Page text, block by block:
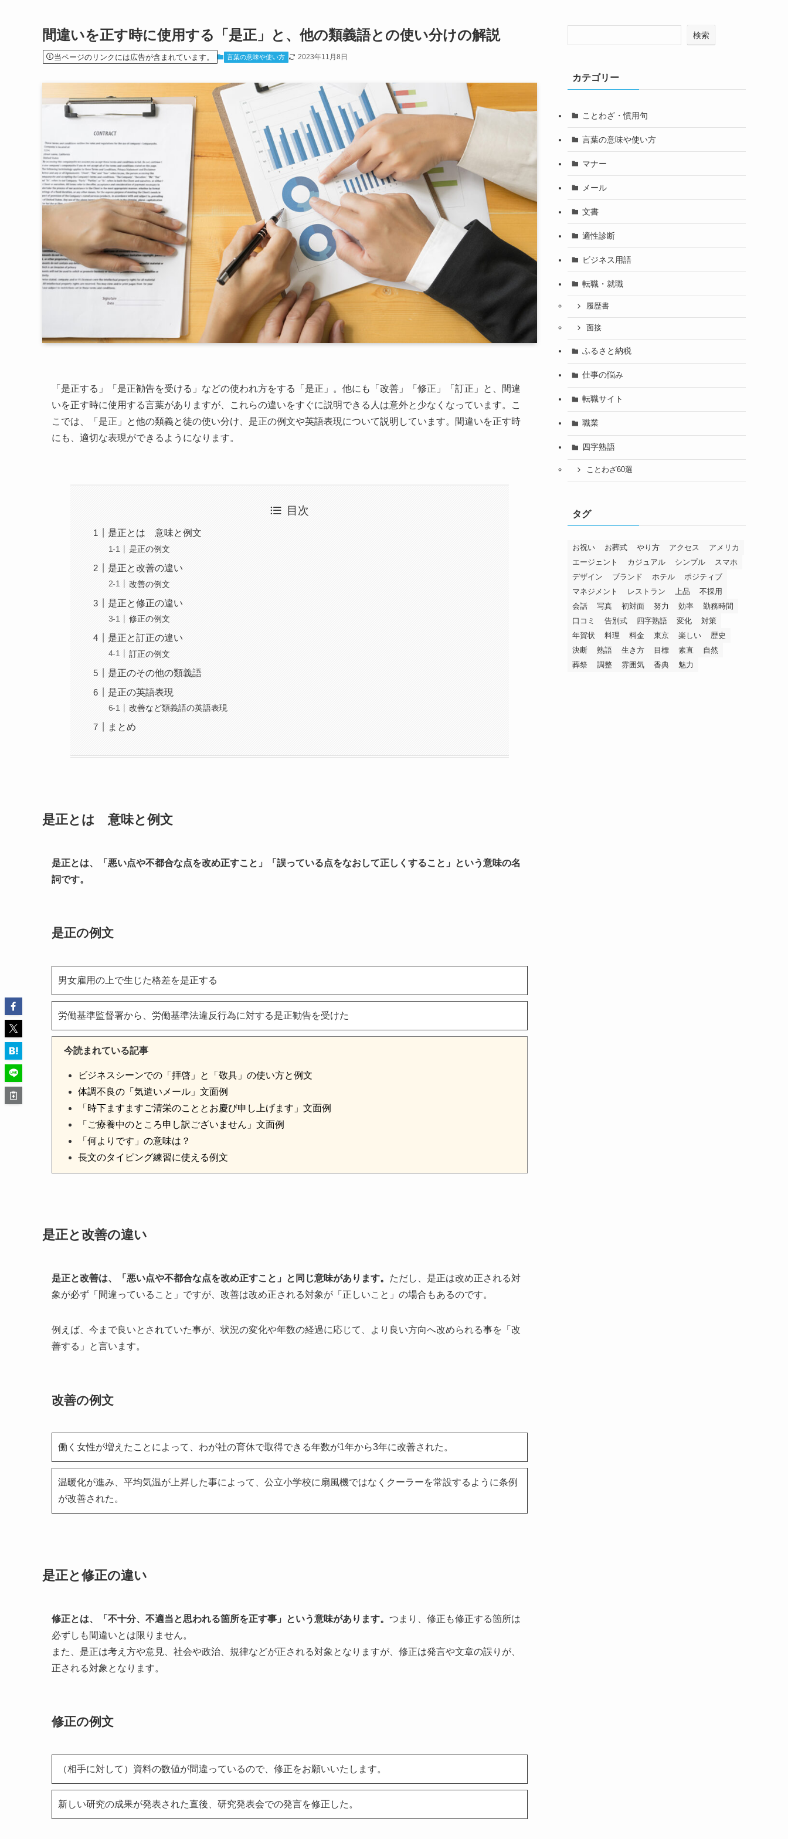
間違いを正す時に使用する「是正」と、他の類義語との使い分けの解説
当ページのリンクには広告が含まれています。 言葉の意味や使い方 2023年11月8日
「是正する」「是正勧告を受ける」などの使われ方をする「是正」。他にも「改善」「修正」「訂正」と、間違
いを正す時に使用する言葉がありますが、これらの違いをすぐに説明できる人は意外と少なくなっています。こ
こでは、「是正」と他の類義と徒の使い分け、是正の例文や英語表現について説明しています。間違いを正す時
にも、適切な表現ができるようになります。
目次
是正とは 意味と例文
是正の例文
是正と改善の違い
改善の例文
是正と修正の違い
修正の例文
是正と訂正の違い
訂正の例文
是正のその他の類義語
是正の英語表現
改善など類義語の英語表現
まとめ
是正とは 意味と例文
是正とは、「悪い点や不都合な点を改め正すこと」「誤っている点をなおして正しくすること」という意味の名
詞です。
是正の例文
男女雇用の上で生じた格差を是正する
労働基準監督署から、労働基準法違反行為に対する是正勧告を受けた
今読まれている記事
ビジネスシーンでの「拝啓」と「敬具」の使い方と例文
体調不良の「気遣いメール」文面例
「時下ますますご清栄のこととお慶び申し上げます」文面例
「ご療養中のところ申し訳ございません」文面例
「何よりです」の意味は？
長文のタイピング練習に使える例文
是正と改善の違い
是正と改善は、「悪い点や不都合な点を改め正すこと」と同じ意味があります。 ただし、是正は改め正される対
象が必ず「間違っていること」ですが、改善は改め正される対象が「正しいこと」の場合もあるのです。
例えば、今まで良いとされていた事が、状況の変化や年数の経過に応じて、より良い方向へ改められる事を「改
善する」と言います。
改善の例文
働く女性が増えたことによって、わが社の育休で取得できる年数が1年から3年に改善された。
温暖化が進み、平均気温が上昇した事によって、公立小学校に扇風機ではなくクーラーを常設するように条例
が改善された。
是正と修正の違い
修正とは、「不十分、不適当と思われる箇所を正す事」という意味があります。 つまり、修正も修正する箇所は
必ずしも間違いとは限りません。
また、是正は考え方や意見、社会や政治、規律などが正される対象となりますが、修正は発言や文章の誤りが、
正される対象となります。
修正の例文
（相手に対して）資料の数値が間違っているので、修正をお願いいたします。
新しい研究の成果が発表された直後、研究発表会での発言を修正した。
検索
カテゴリー
ことわざ・慣用句
言葉の意味や使い方
マナー
メール
文書
適性診断
ビジネス用語
転職・就職
履歴書
面接
ふるさと納税
仕事の悩み
転職サイト
職業
四字熟語
ことわざ60選
タグ
お祝い お葬式 やり方 アクセス
アメリカ
エージェント
カジュアル シンプル
スマホ
デザイン
ブランド ホテル
ポジティブ
マネジメント
レストラン 上品
不採用
会話
写真 初対面 努力 効率
勤務時間
口コミ
告別式 四字熟語 変化
対策
年賀状
料理 料金 東京 楽しい
歴史
決断
熟語 生き方 目標 素直
自然
葬祭
調整 雰囲気 香典 魅力